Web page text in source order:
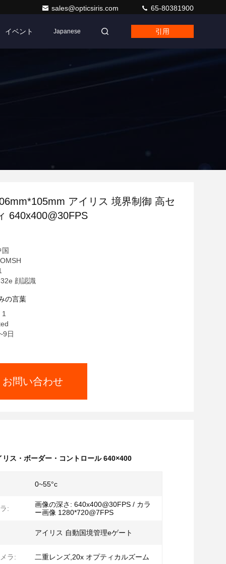
sales@opticsiris.com 65-80381900
イベント Japanese 引用
アイリス 境界制御 高セ
640x400@30FPS
顔認識
の言葉
日
お問い合わせ
リス・ボーダー・コントロール 640×400
0~55°c
:
画像の深さ: 640x400@30FPS / カラ
ー画像 1280*720@7FPS
アイリス 自動国境管理eゲート
ラ: 二重レンズ,20x オプティカルズーム